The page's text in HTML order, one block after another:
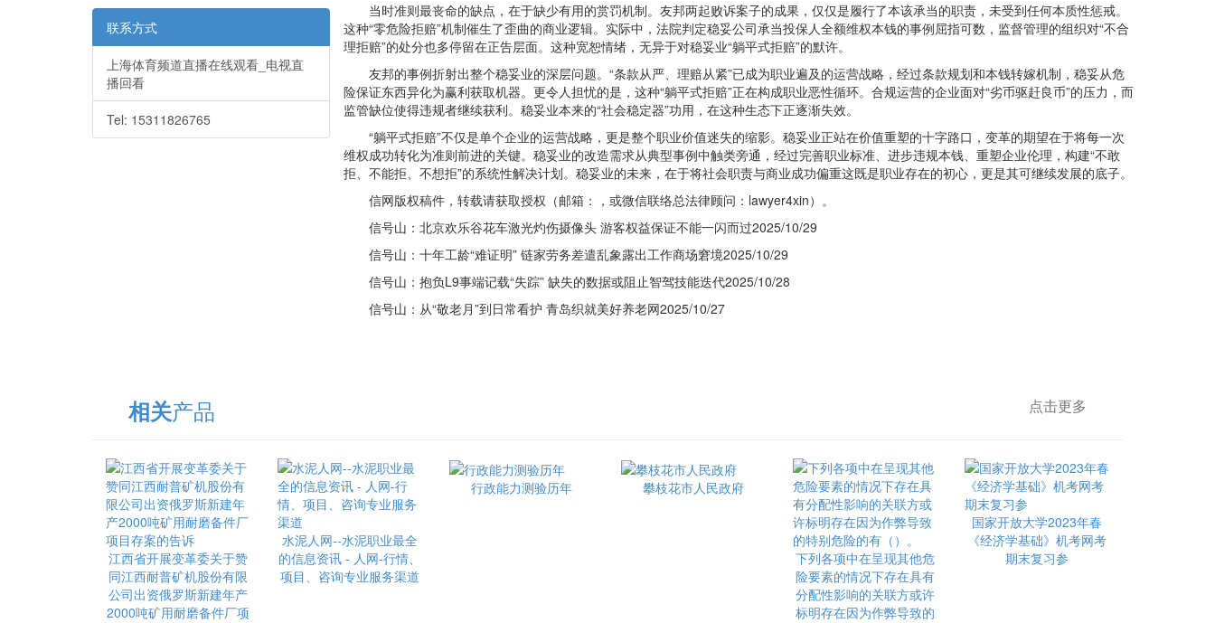
联系方式
上海体育频道直播在线观看_电视直
播回看
Tel: 15311826765
当时准则最丧命的缺点，在于缺少有用的赏罚机制。友邦两起败诉案子的成果，仅仅是履行了本该承当的职责，未受到任何本质性惩戒。
这种“零危险拒赔”机制催生了歪曲的商业逻辑。实际中，法院判定稳妥公司承当投保人全额维权本钱的事例屈指可数，监督管理的组织对“不合
理拒赔”的处分也多停留在正告层面。这种宽恕情绪，无异于对稳妥业“躺平式拒赔”的默许。
友邦的事例折射出整个稳妥业的深层问题。“条款从严、理赔从紧”已成为职业遍及的运营战略，经过条款规划和本钱转嫁机制，稳妥从危
险保证东西异化为赢利获取机器。更令人担忧的是，这种“躺平式拒赔”正在构成职业恶性循环。合规运营的企业面对“劣币驱赶良币”的压力，而
监管缺位使得违规者继续获利。稳妥业本来的“社会稳定器”功用，在这种生态下正逐渐失效。
“躺平式拒赔”不仅是单个企业的运营战略，更是整个职业价值迷失的缩影。稳妥业正站在价值重塑的十字路口，变革的期望在于将每一次
维权成功转化为准则前进的关键。稳妥业的改造需求从典型事例中触类旁通，经过完善职业标准、进步违规本钱、重塑企业伦理，构建“不敢
拒、不能拒、不想拒”的系统性解决计划。稳妥业的未来，在于将社会职责与商业成功偏重这既是职业存在的初心，更是其可继续发展的底子。
信网版权稿件，转载请获取授权（邮箱：，或微信联络总法律顾问：lawyer4xin）。
信号山：北京欢乐谷花车激光灼伤摄像头 游客权益保证不能一闪而过2025/10/29
信号山：十年工龄“难证明” 链家劳务差遣乱象露出工作商场窘境2025/10/29
信号山：抱负L9事端记载“失踪” 缺失的数据或阻止智驾技能迭代2025/10/28
信号山：从“敬老月”到日常看护 青岛织就美好养老网2025/10/27
相关产品 点击更多
江西省开展变革委关于赞
同江西耐普矿机股份有限
公司出资俄罗斯新建年产
2000吨矿用耐磨备件厂项
水泥人网--水泥职业最全
的信息资讯 - 人网-行情、
项目、咨询专业服务渠道
行政能力测验历年 攀枝花市人民政府
下列各项中在呈现其他危
险要素的情况下存在具有
分配性影响的关联方或许
标明存在因为作弊导致的
国家开放大学2023年春
《经济学基础》机考网考
期末复习参